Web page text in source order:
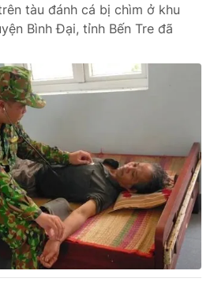
tàu đánh cá bị chìm ở khu
Bình Đại, tỉnh Bến Tre đã